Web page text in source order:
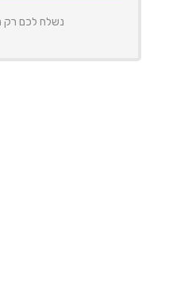
נשלח לכם רק